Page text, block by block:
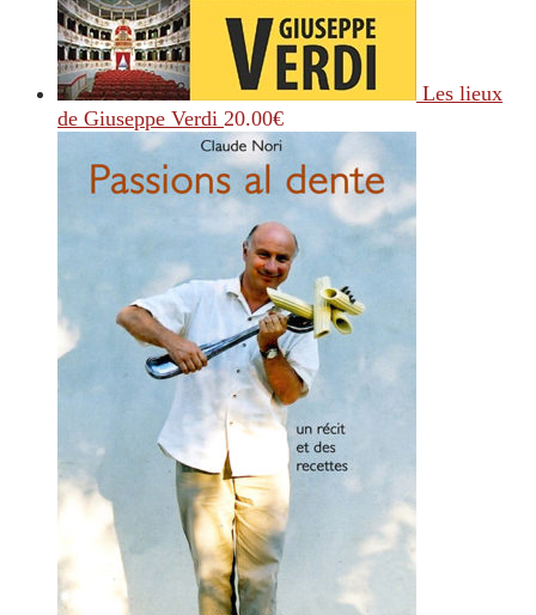
Les lieux
de Giuseppe Verdi 20.00€